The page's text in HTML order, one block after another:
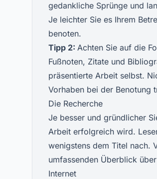
gedankliche Sprünge und
Je leichter Sie es Ihrem
benoten.
Tipp 2: Achten Sie auf die
Fußnoten, Zitate und
präsentierte Arbeit selbst.
Vorhaben bei der
Die Recherche
Je besser und gründlicher
Arbeit erfolgreich wird.
wenigstens dem Titel nach.
umfassenden Überblick
Internet